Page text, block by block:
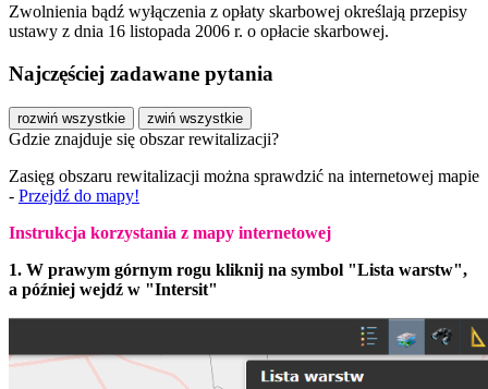
Zwolnienia bądź wyłączenia z opłaty skarbowej określają przepisy
ustawy z dnia 16 listopada 2006 r. o opłacie skarbowej.
Najczęściej zadawane pytania
rozwiń wszystkie zwiń wszystkie
Gdzie znajduje się obszar rewitalizacji?
Zasięg obszaru rewitalizacji można sprawdzić na internetowej mapie
- Przejdź do mapy!
Instrukcja korzystania z mapy internetowej
1. W prawym górnym rogu kliknij na symbol "Lista warstw",
a później wejdź w "Intersit"